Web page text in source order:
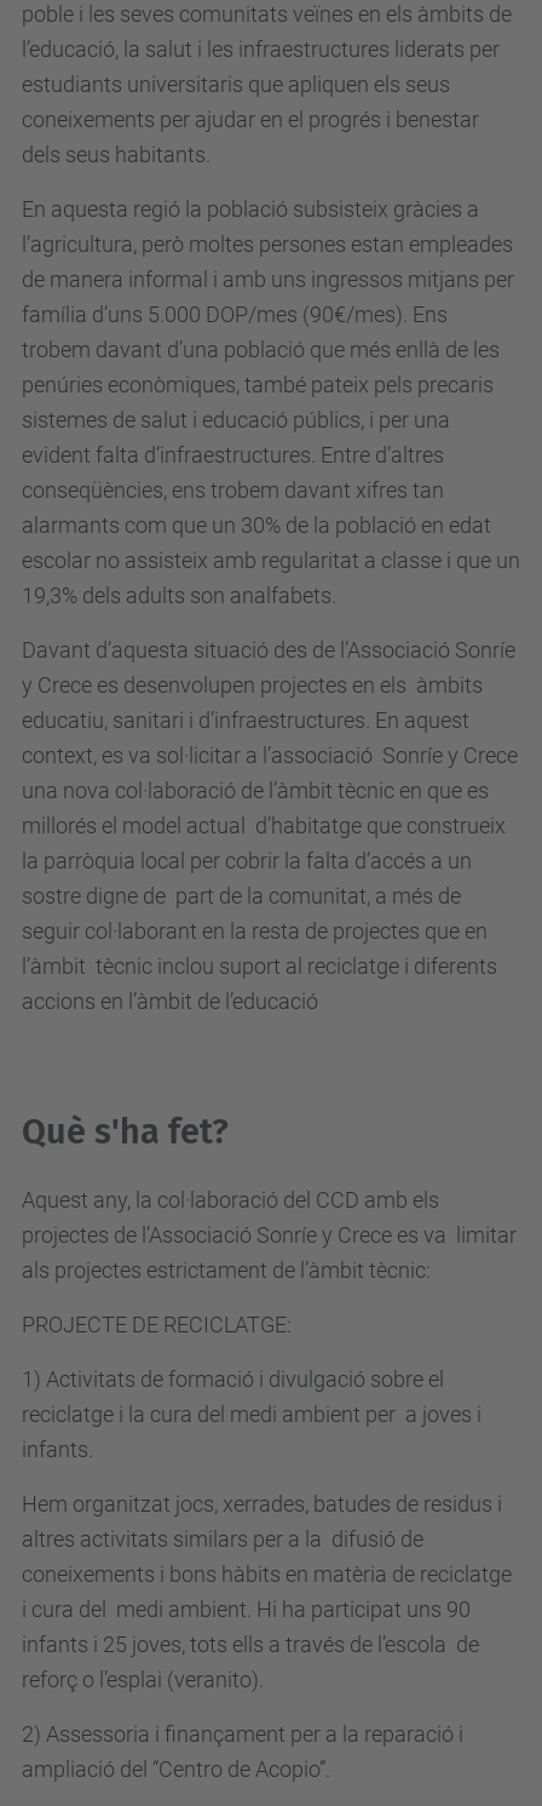
poble i les seves comunitats veïnes en els àmbits de
l’educació, la salut i les infraestructures liderats per
estudiants universitaris que apliquen els seus
coneixements per ajudar en el progrés i benestar
dels seus habitants.
En aquesta regió la població subsisteix gràcies a
l’agricultura, però moltes persones estan empleades
de manera informal i amb uns ingressos mitjans per
família d’uns 5.000 DOP/mes (90€/mes). Ens
trobem davant d’una població que més enllà de les
penúries econòmiques, també pateix pels precaris
sistemes de salut i educació públics, i per una
evident falta d’infraestructures. Entre d’altres
conseqüències, ens trobem davant xifres tan
alarmants com que un 30% de la població en edat
escolar no assisteix amb regularitat a classe i que un
19,3% dels adults son analfabets.
Davant d’aquesta situació des de l’Associació Sonríe
y Crece es desenvolupen projectes en els àmbits
educatiu, sanitari i d’infraestructures. En aquest
context, es va sol·licitar a l’associació Sonríe y Crece
una nova col·laboració de l’àmbit tècnic en que es
millorés el model actual d’habitatge que construeix
la parròquia local per cobrir la falta d’accés a un
sostre digne de part de la comunitat, a més de
seguir col·laborant en la resta de projectes que en
l’àmbit tècnic inclou suport al reciclatge i diferents
accions en l’àmbit de l’educació
Què s'ha fet?
Aquest any, la col·laboració del CCD amb els
projectes de l’Associació Sonríe y Crece es va limitar
als projectes estrictament de l’àmbit tècnic:
PROJECTE DE RECICLATGE:
1) Activitats de formació i divulgació sobre el
reciclatge i la cura del medi ambient per a joves i
infants.
Hem organitzat jocs, xerrades, batudes de residus i
altres activitats similars per a la difusió de
coneixements i bons hàbits en matèria de reciclatge
i cura del medi ambient. Hi ha participat uns 90
infants i 25 joves, tots ells a través de l’escola de
reforç o l’esplai (veranito).
2) Assessoria i finançament per a la reparació i
ampliació del “Centro de Acopio”.